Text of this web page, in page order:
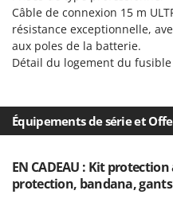
Ompagrill
Ooni
Oriental Koshin
P
Palazzetti
Palumbo Pavi
Partisani
Câble de connexion 15 m
résistance exceptionnelle,
aux poles de la batterie.
Détail du logement du fusible
Équipements de série et
EN CADEAU : Kit
protection, bandana, gants